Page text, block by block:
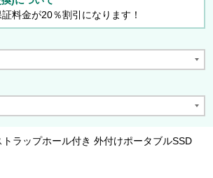
料金が20％割引になります！
ラップホール付き 外付けポータブルSSD